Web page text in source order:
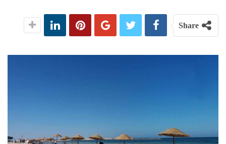
Share